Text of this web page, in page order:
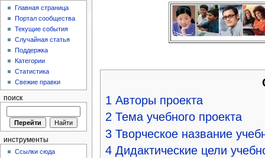
1 Авторы проекта
2 Тема учебного проекта
3 Творческое название
4 Дидактические цели
Главная страница
Портал сообщества
Текущие события
Случайная статья
Поддержка
Категории
Статистика
Свежие правки
поиск
инструменты
Ссылки сюда